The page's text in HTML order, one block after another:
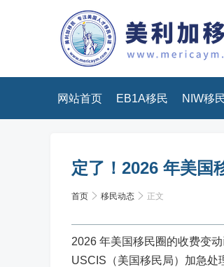
网站首页 EB1A移民 NIW移
定了！2026 年美国
首页 移民动态 正文
2026 年美国移民圈的收费变
USCIS（美国移民局）加急处